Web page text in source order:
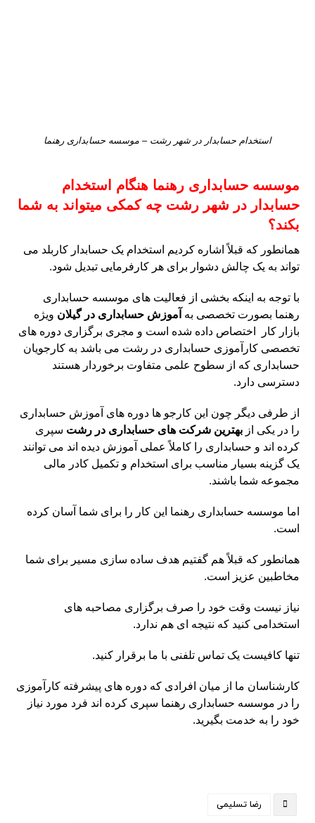
استخدام حسابدار در شهر رشت – موسسه حسابداری رهنما
موسسه حسابداری رهنما هنگام استخدام
حسابدار در شهر رشت چه کمکی میتواند به شما
بکند؟
همانطور که قبلاً اشاره کردیم استخدام یک حسابدار کاربلد می
تواند به یک چالش دشوار برای هر کارفرمایی تبدیل شود.
با توجه به اینکه بخشی از فعالیت های موسسه حسابداری
رهنما بصورت تخصصی به آموزش حسابداری در گیلان ویژه
بازار کار اختصاص داده شده است و مجری برگزاری دوره های
تخصصی کارآموزی حسابداری در رشت می باشد به کارجویان
حسابداری که از سطوح علمی متفاوت برخوردار هستند
دسترسی دارد.
از طرفی دیگر چون این کارجو ها دوره های آموزش حسابداری
را در یکی ازبهترین شرکت های حسابداری در رشت سپری
کرده اند و حسابداری را کاملاً عملی آموزش دیده اند می توانند
یک گزینه بسیار مناسب برای استخدام و تکمیل کادر مالی
مجموعه شما باشند.
اما موسسه حسابداری رهنما این کار را برای شما آسان کرده
است.
همانطور که قبلاً هم گفتیم هدف ساده سازی مسیر برای شما
مخاطبین عزیز است.
نیاز نیست وقت خود را صرف برگزاری مصاحبه های
استخدامی کنید که نتیجه ای هم ندارد.
تنها کافیست یک تماس تلفنی با ما برقرار کنید.
کارشناسان ما از میان افرادی که دوره های پیشرفته کارآموزی
را در موسسه حسابداری رهنما سپری کرده اند فرد مورد نیاز
خود را به خدمت بگیرید.
رضا تسلیمی